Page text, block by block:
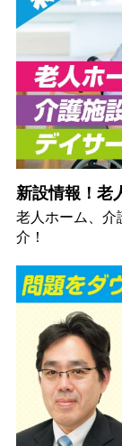
新設情報！老
老人ホーム、介
介！